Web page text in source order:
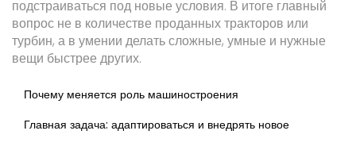
подстраиваться под новые условия. В итоге главный
вопрос не в количестве проданных тракторов или
турбин, а в умении делать сложные, умные и нужные
вещи быстрее других.
Почему меняется роль машиностроения
Главная задача: адаптироваться и внедрять новое